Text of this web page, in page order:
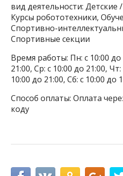
вид деятельности: Детские
Курсы робототехники,
Спортивно-
Спортивные секции
Время работы: Пн: с 10:00 до
21:00, Ср: с 10:00 до 21:00,
10:00 до 21:00, Сб: с 10:00 до
Способ оплаты: Оплата
коду